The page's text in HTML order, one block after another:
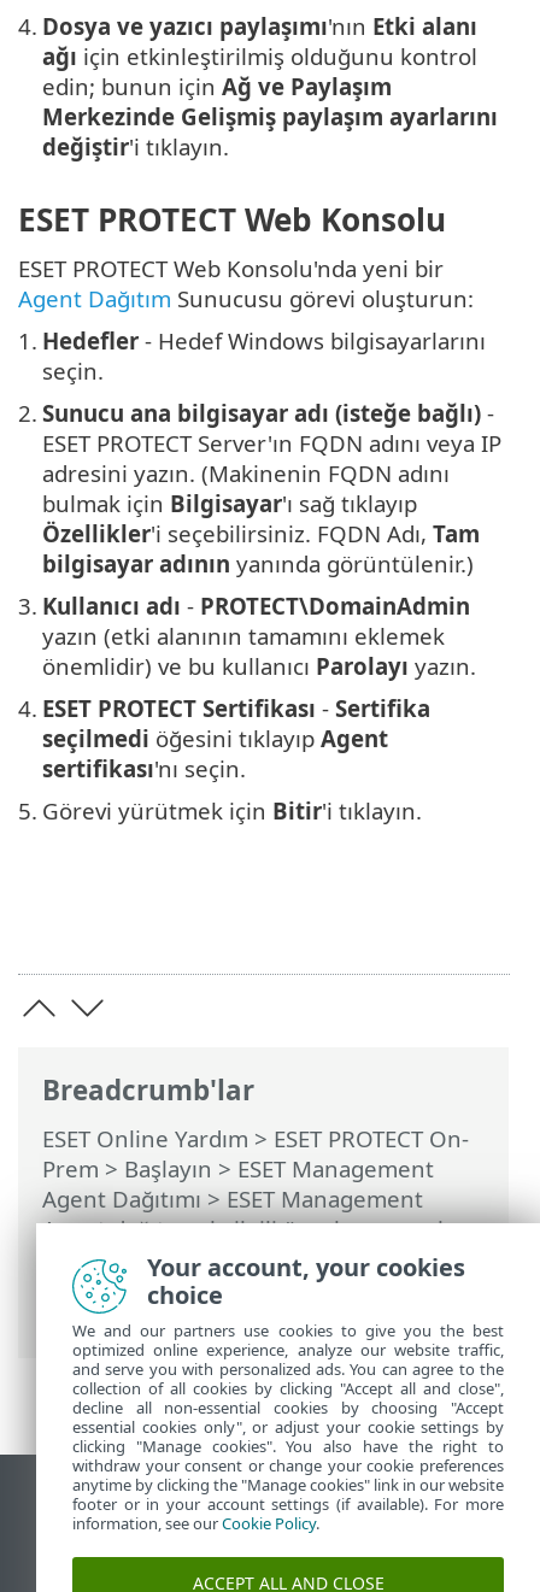
Breadcrumb'lar
ESET Online Yardım > ESET PROTECT On-
Prem > Başlayın > ESET Management
Agent Dağıtımı > ESET Management
Agent dağıtımıyla ilgili örnek senaryolar>
Etki alanına katılmış hedeflere ESET
Management Agent dağıtımı için örnek
senaryolar
4. Dosya ve yazıcı paylaşımı'nın Etki alanı
ağı için etkinleştirilmiş olduğunu kontrol
edin; bunun için Ağ ve Paylaşım
Merkezinde Gelişmiş paylaşım ayarlarını
değiştir'i tıklayın.
ESET PROTECT Web Konsolu
ESET PROTECT Web Konsolu'nda yeni bir
Agent Dağıtım Sunucusu görevi oluşturun:
1. Hedefler - Hedef Windows bilgisayarlarını
seçin.
2. Sunucu ana bilgisayar adı (isteğe bağlı) -
ESET PROTECT Server'ın FQDN adını veya IP
adresini yazın. (Makinenin FQDN adını
bulmak için Bilgisayar'ı sağ tıklayıp
Özellikler'i seçebilirsiniz. FQDN Adı, Tam
bilgisayar adının yanında görüntülenir.)
3. Kullanıcı adı - PROTECT\DomainAdmin
yazın (etki alanının tamamını eklemek
önemlidir) ve bu kullanıcı Parolayı yazın.
4. ESET PROTECT Sertifikası - Sertifika
seçilmedi öğesini tıklayıp Agent
sertifikası'nı seçin.
5. Görevi yürütmek için Bitir'i tıklayın.
Masaüstü sitesini görüntüle
End of Life
ESET Bilgi Bankası
Your account, your cookies
choice
We and our partners use cookies to give you the best
optimized online experience, analyze our website traffic,
and serve you with personalized ads. You can agree to the
collection of all cookies by clicking "Accept all and close",
decline all non-essential cookies by choosing "Accept
essential cookies only", or adjust your cookie settings by
clicking "Manage cookies". You also have the right to
withdraw your consent or change your cookie preferences
anytime by clicking the "Manage cookies" link in our website
footer or in your account settings (if available). For more
information, see ourCookie Policy.
ACCEPT ALL AND CLOSE